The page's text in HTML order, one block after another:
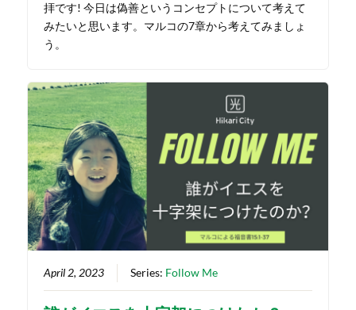
拝です! 今日は偽善というコンセプトについて考えて
みたいと思います。マルコの7章から考えてみましょ
う。
April 2, 2023 Series: Follow Me